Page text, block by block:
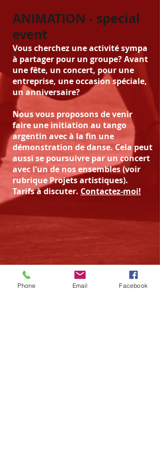
ANIMATION - special
event
Vous cherchez une activité sympa
à partager pour un groupe? Avant
une fête, un concert, pour une
entreprise, une occasion spéciale,
un anniversaire?
Nous vous proposons de venir
faire une initiation au tango
argentin avec à la fin une
démonstration de danse. Cela peut
aussi se poursuivre par un concert
avec l'un de nos ensembles (voir
rubrique Projets artistiques).
Tarifs à discuter. Contactez-moi!
Phone Email Facebook